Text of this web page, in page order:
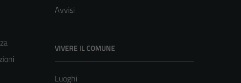
Avvisi
VIVERE IL COMUNE
Luoghi